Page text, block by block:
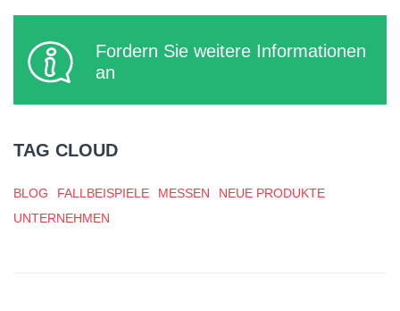
Fordern Sie weitere Informationen
an
TAG CLOUD
BLOG FALLBEISPIELE MESSEN
NEUE PRODUKTE
UNTERNEHMEN